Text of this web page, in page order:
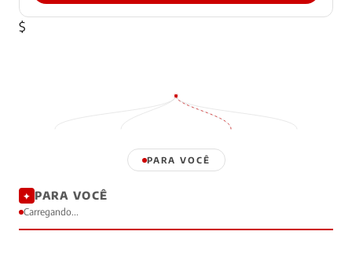
$
PARA VOCÊ
✦ PARA VOCÊ
Carregando...